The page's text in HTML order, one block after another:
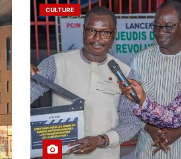
CULTURE